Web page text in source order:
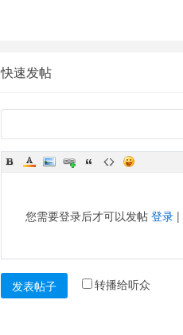
快速发帖
您需要登录后才可以发帖 登录 |
发表帖子 转播给听众